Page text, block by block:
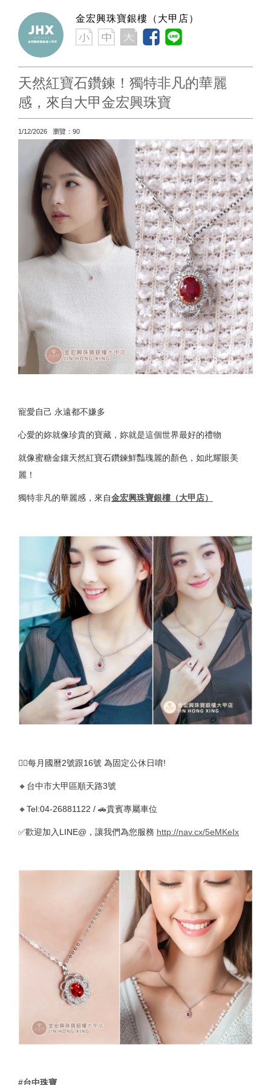
金宏興珠寶銀樓（大甲店）
天然紅寶石鑽鍊！獨特非凡的華麗
感，來自大甲金宏興珠寶
1/12/2026 瀏覽：90
寵愛自己 永遠都不嫌多
心愛的妳就像珍貴的寶藏，妳就是這個世界最好的禮物
就像蜜糖金鑲天然紅寶石鑽鍊鮮豔瑰麗的顏色，如此耀眼美
麗！
獨特非凡的華麗感，來自金宏興珠寶銀樓（大甲店）
🚴‍♀️每月國曆2號跟16號 為固定公休日唷!
🔸台中市大甲區順天路3號
🔸Tel:04-26881122 / 🚗貴賓專屬車位
✅歡迎加入LINE@，讓我們為您服務 http://nav.cx/5eMKeIx
#台中珠寶